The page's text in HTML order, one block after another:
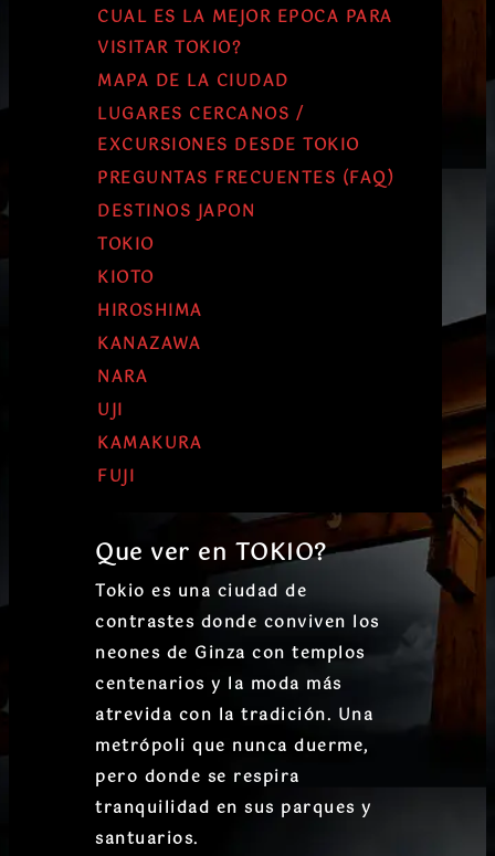
CUAL ES LA MEJOR EPOCA PARA
VISITAR TOKIO?
MAPA DE LA CIUDAD
LUGARES CERCANOS /
EXCURSIONES DESDE TOKIO
PREGUNTAS FRECUENTES (FAQ)
DESTINOS JAPON
TOKIO
KIOTO
HIROSHIMA
KANAZAWA
NARA
UJI
KAMAKURA
FUJI
Que ver en TOKIO?
Tokio es una ciudad de
contrastes donde conviven los
neones de Ginza con templos
centenarios y la moda más
atrevida con la tradición. Una
metrópoli que nunca duerme,
pero donde se respira
tranquilidad en sus parques y
santuarios.